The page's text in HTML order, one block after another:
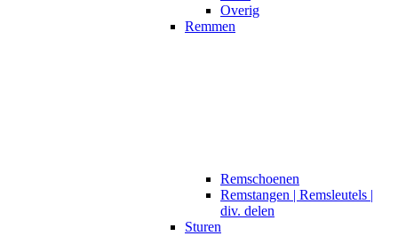
Overig
Remmen
Remschoenen
Remstangen | Remsleutels |
div. delen
Sturen